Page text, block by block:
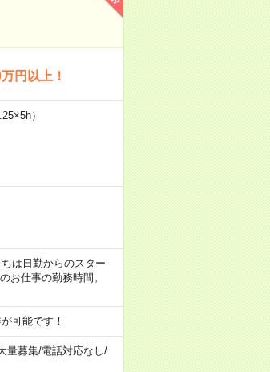
円以上！
）
は日勤からのスター
お仕事の勤務時間。
可能です！
量募集/電話対応なし/